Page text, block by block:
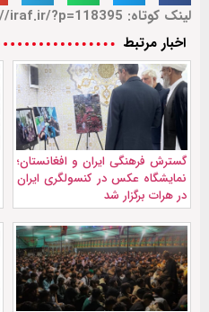
لینک کوتاه: https://iraf.ir/?p=118395
اخبار مرتبط
گسترش فرهنگی ایران و افغانستان؛
نمایشگاه عکس در کنسولگری ایران
در هرات برگزار شد